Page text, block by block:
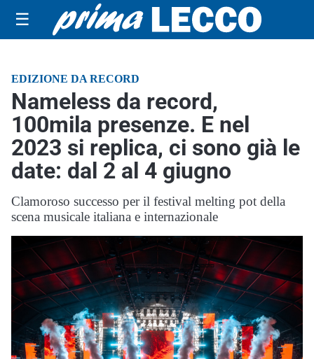
☰
EDIZIONE DA RECORD
Nameless da record,
100mila presenze. E nel
2023 si replica, ci sono già le
date: dal 2 al 4 giugno
Clamoroso successo per il festival melting pot della
scena musicale italiana e internazionale